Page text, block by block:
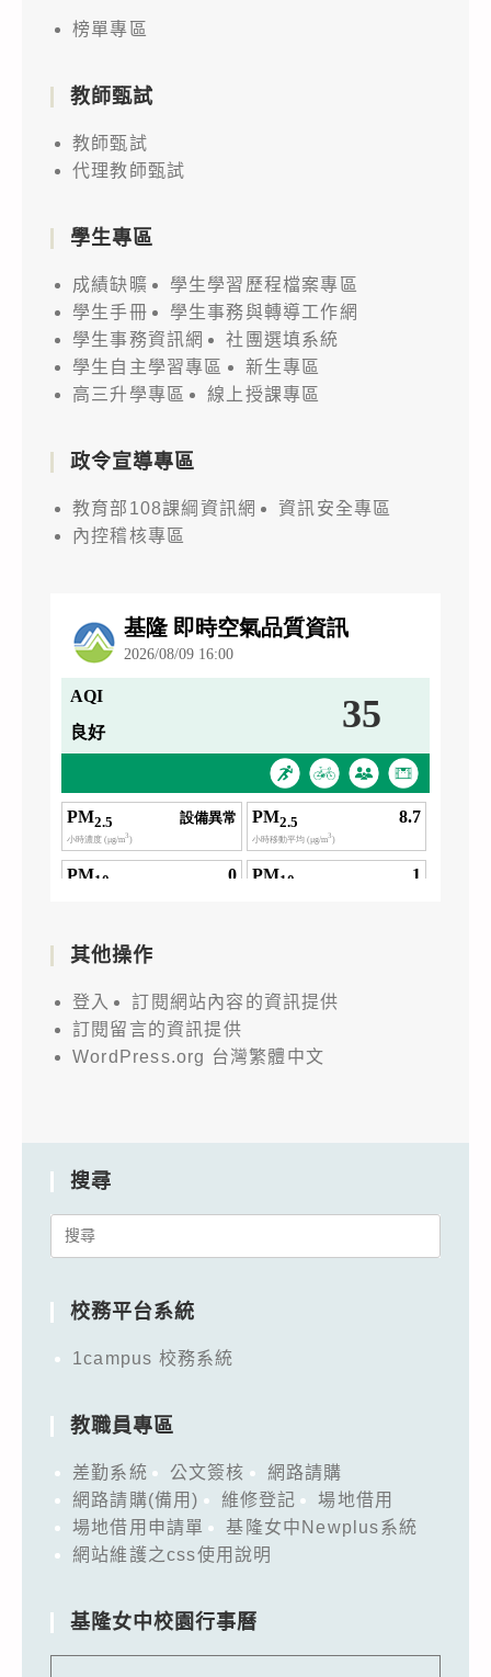
榜單專區
教師甄試
教師甄試
代理教師甄試
學生專區
成績缺曠
學生學習歷程檔案專區
學生手冊
學生事務與轉導工作網
學生事務資訊網
社團選填系統
學生自主學習專區
新生專區
高三升學專區
線上授課專區
政令宣導專區
教育部108課綱資訊網
資訊安全專區
內控稽核專區
其他操作
登入
訂閱網站內容的資訊提供
訂閱留言的資訊提供
WordPress.org 台灣繁體中文
搜尋
Search
校務平台系統
1campus 校務系統
教職員專區
差勤系統 公文簽核
網路請購
網路請購(備用)
維修登記
場地借用
場地借用申請單
基隆女中Newplus系統
網站維護之css使用說明
基隆女中校園行事曆